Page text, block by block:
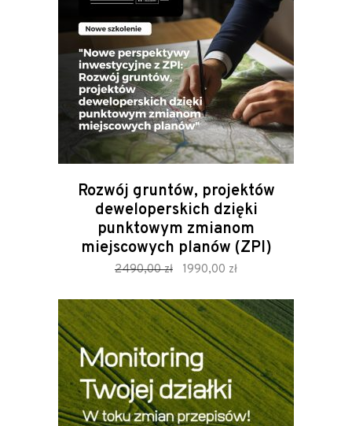
Rozwój gruntów, projektów
deweloperskich dzięki
punktowym zmianom
miejscowych planów (ZPI)
2490,00zł Original
2490,00 zł.
1990,00 złCurrent
1990,00 zł.
zamów